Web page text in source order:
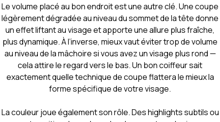
Le volume placé au bon endroit est une autre clé. Une coupe
légèrement dégradée au niveau du sommet de la tête donne
un effet liftant au visage et apporte une allure plus fraîche,
plus dynamique. À l’inverse, mieux vaut éviter trop de volume
au niveau de la mâchoire si vous avez un visage plus rond —
cela attire le regard vers le bas. Un bon coiffeur sait
exactement quelle technique de coupe flattera le mieux la
forme spécifique de votre visage.
La couleur joue également son rôle. Des highlights subtils ou